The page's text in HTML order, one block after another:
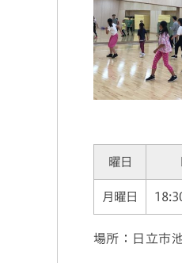
曜日
月曜日
場所：日立市